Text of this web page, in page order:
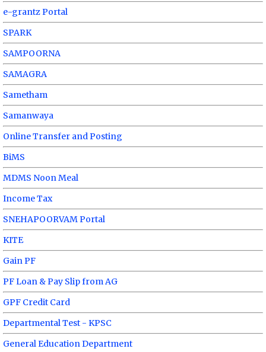
e-grantz Portal
SPARK
SAMPOORNA
SAMAGRA
Sametham
Samanwaya
Online Transfer and Posting
BiMS
MDMS Noon Meal
Income Tax
SNEHAPOORVAM Portal
KITE
Gain PF
PF Loan & Pay Slip from AG
GPF Credit Card
Departmental Test - KPSC
General Education Department